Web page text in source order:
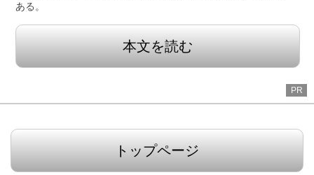
ある。
本文を読む
PR
トップページ